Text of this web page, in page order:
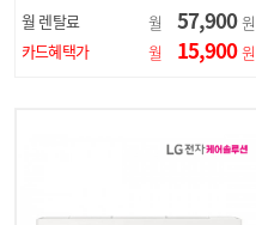
월 렌탈료 월 57,900 원
카드혜택가
월 15,900 원